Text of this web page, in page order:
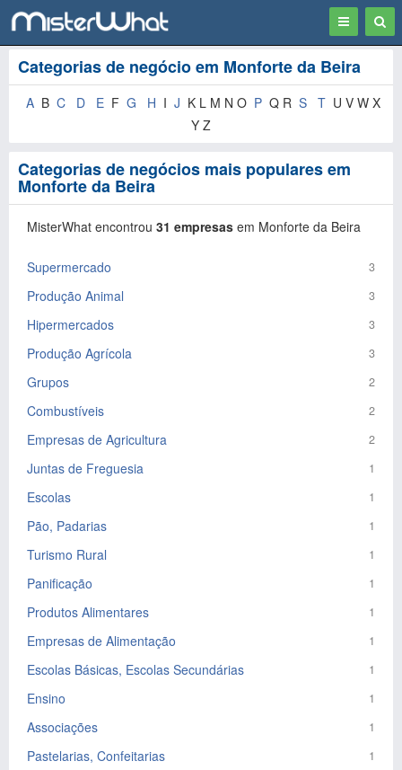
Toggle
navigation
Categorias de negócio em Monforte da Beira
A B C D E F G H I J K L M N O P Q R S T U V W X
Y Z
Categorias de negócios mais populares em
Monforte da Beira
MisterWhat encontrou 31 empresas em Monforte da Beira
Supermercado 3
Produção Animal 3
Hipermercados 3
Produção Agrícola 3
Grupos 2
Combustíveis 2
Empresas de Agricultura 2
Juntas de Freguesia 1
Escolas 1
Pão, Padarias 1
Turismo Rural 1
Panificação 1
Produtos Alimentares 1
Empresas de Alimentação 1
Escolas Básicas, Escolas Secundárias 1
Ensino 1
Associações 1
Pastelarias, Confeitarias 1